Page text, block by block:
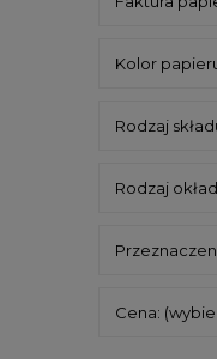
Kolor
Rodzaj
Rodzaj
Cena: